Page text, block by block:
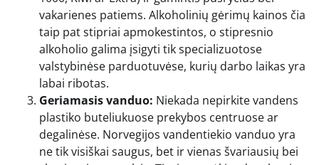
vakarienes patiems. Alkoholinių gėrimų kainos čia
taip pat stipriai apmokestintos, o stipresnio
alkoholio galima įsigyti tik specializuotose
valstybinėse parduotuvėse, kurių darbo laikas yra
labai ribotas.
Geriamasis vanduo: Niekada nepirkite vandens
plastiko buteliukuose prekybos centruose ar
degalinėse. Norvegijos vandentiekio vanduo yra
ne tik visiškai saugus, bet ir vienas švariausių bei